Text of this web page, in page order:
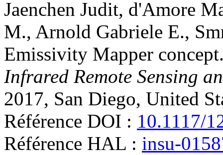
Jaenchen Judit, d'Amore
M., Arnold Gabriele E.,
Emissivity Mapper concept
Infrared Remote Sensing
2017, San Diego, United
Référence DOI : 10.1117/
Référence HAL : insu-